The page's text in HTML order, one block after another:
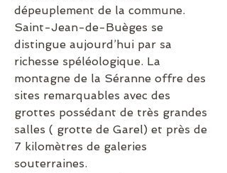
dépeuplement de la commune.
Saint-Jean-de-Buèges se
distingue aujourd’hui par sa
richesse spéléologique. La
montagne de la Séranne offre des
sites remarquables avec des
grottes possédant de très grandes
salles ( grotte de Garel) et près de
7 kilomètres de galeries
souterraines.